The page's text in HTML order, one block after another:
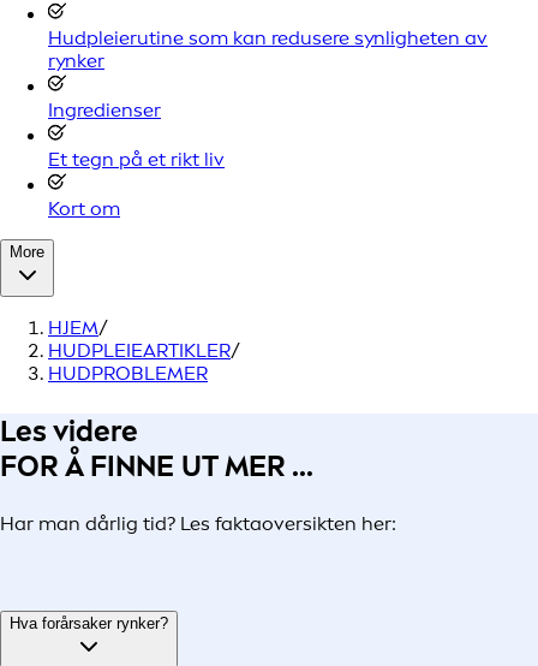
Hudpleierutine som kan redusere synligheten av
rynker
Ingredienser
Et tegn på et rikt liv
Kort om
More
HJEM/
HUDPLEIEARTIKLER/
HUDPROBLEMER
Les videre
FOR Å FINNE UT MER ...
Har man dårlig tid? Les faktaoversikten her:
Hva forårsaker rynker?